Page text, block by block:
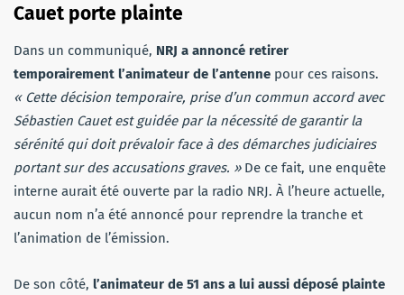
Cauet porte plainte
Dans un communiqué, NRJ a annoncé retirer
temporairement l’animateur de l’antenne pour ces raisons.
« Cette décision temporaire, prise d’un commun accord avec
Sébastien Cauet est guidée par la nécessité de garantir la
sérénité qui doit prévaloir face à des démarches judiciaires
portant sur des accusations graves. » De ce fait, une enquête
interne aurait été ouverte par la radio NRJ. À l’heure actuelle,
aucun nom n’a été annoncé pour reprendre la tranche et
l’animation de l’émission.
De son côté, l’animateur de 51 ans a lui aussi déposé plainte